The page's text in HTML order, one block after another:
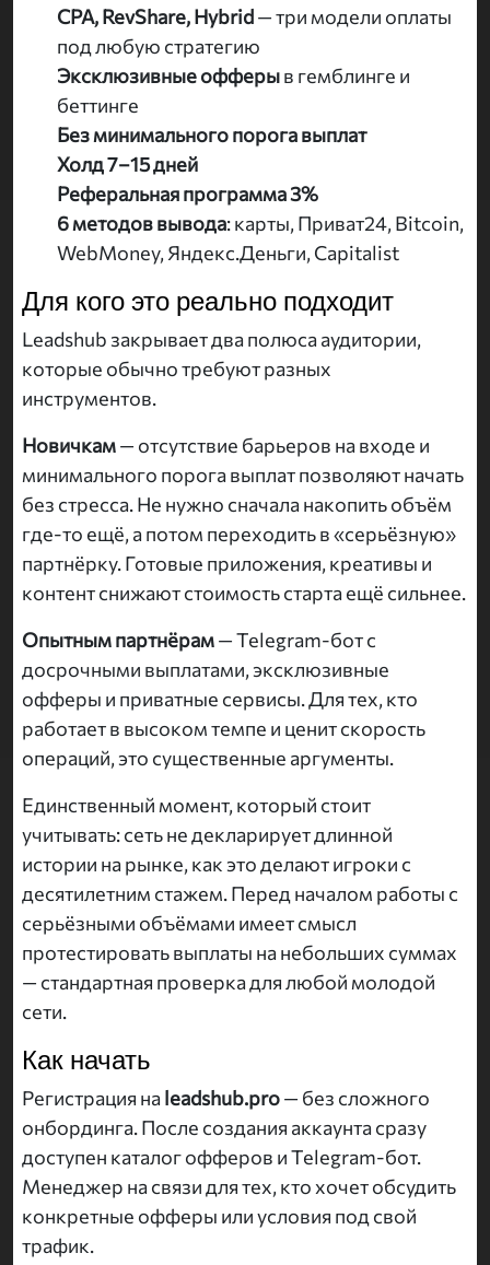
CPA, RevShare, Hybrid— три модели оплаты
под любую стратегию
Эксклюзивные офферыв гемблинге и
беттинге
Без минимального порога выплат
Холд 7–15 дней
Реферальная программа 3%
6 методов вывода: карты, Приват24, Bitcoin,
WebMoney, Яндекс.Деньги, Capitalist
Для кого это реально подходит
Leadshub закрывает два полюса аудитории,
которые обычно требуют разных
инструментов.
Новичкам— отсутствие барьеров на входе и
минимального порога выплат позволяют начать
без стресса. Не нужно сначала накопить объём
где-то ещё, а потом переходить в «серьёзную»
партнёрку. Готовые приложения, креативы и
контент снижают стоимость старта ещё сильнее.
Опытным партнёрам— Telegram-бот с
досрочными выплатами, эксклюзивные
офферы и приватные сервисы. Для тех, кто
работает в высоком темпе и ценит скорость
операций, это существенные аргументы.
Единственный момент, который стоит
учитывать: сеть не декларирует длинной
истории на рынке, как это делают игроки с
десятилетним стажем. Перед началом работы с
серьёзными объёмами имеет смысл
протестировать выплаты на небольших суммах
— стандартная проверка для любой молодой
сети.
Как начать
Регистрация на leadshub.pro— без сложного
онбординга. После создания аккаунта сразу
доступен каталог офферов и Telegram-бот.
Менеджер на связи для тех, кто хочет обсудить
конкретные офферы или условия под свой
трафик.